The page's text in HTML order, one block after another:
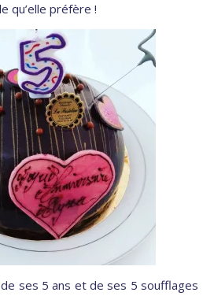
qu’elle préfère !
ses 5 ans et de ses 5 soufflages